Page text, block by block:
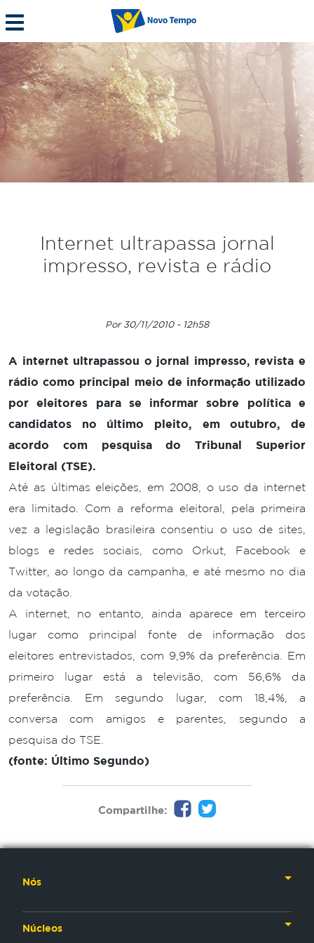
Internet ultrapassa jornal
impresso, revista e rádio
Por 30/11/2010 - 12h58
A internet ultrapassou o jornal impresso, revista e
rádio como principal meio de informação utilizado
por eleitores para se informar sobre política e
candidatos no último pleito, em outubro, de
acordo com pesquisa do Tribunal Superior
Eleitoral (TSE).
Até as últimas eleições, em 2008, o uso da internet
era limitado. Com a reforma eleitoral, pela primeira
vez a legislação brasileira consentiu o uso de sites,
blogs e redes sociais, como Orkut, Facebook e
Twitter, ao longo da campanha, e até mesmo no dia
da votação.
A internet, no entanto, ainda aparece em terceiro
lugar como principal fonte de informação dos
eleitores entrevistados, com 9,9% da preferência. Em
primeiro lugar está a televisão, com 56,6% da
preferência. Em segundo lugar, com 18,4%, a
conversa com amigos e parentes, segundo a
pesquisa do TSE.
(fonte: Último Segundo)
Compartilhe:
Nós
Núcleos